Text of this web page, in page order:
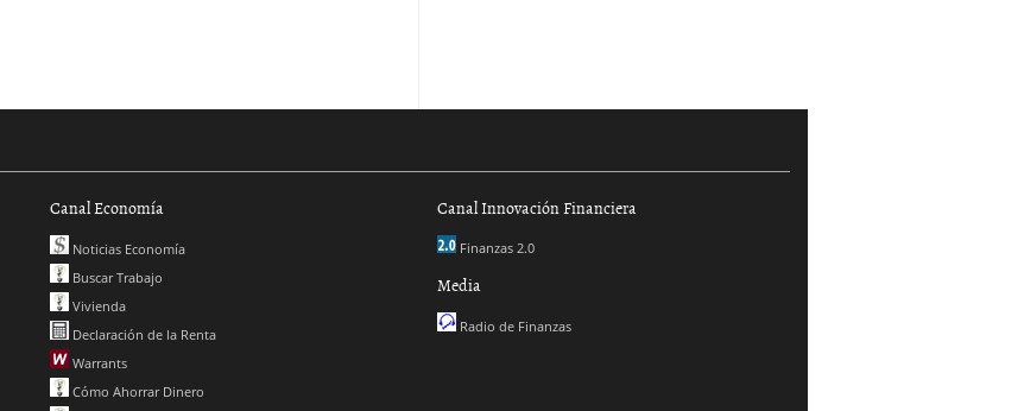
Canal Economía
Noticias Economía
Buscar Trabajo
Vivienda
Declaración de la Renta
Warrants
Cómo Ahorrar Dinero
Canal Innovación Financiera
Finanzas 2.0
Media
Radio de Finanzas